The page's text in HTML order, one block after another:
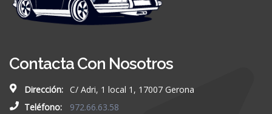
Contacta Con Nosotros
Dirección: C/ Adri, 1 local 1, 17007 Gerona
Teléfono:
972.66.63.58